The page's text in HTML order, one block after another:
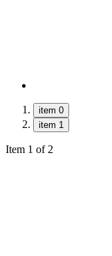
item 0
item 1
Item 1 of 2